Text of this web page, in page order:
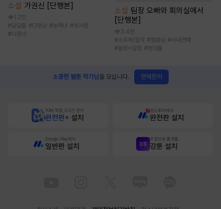
소설 가권신 [단행본]
1.2만
#달달물 #다정남 #능력녀 #첫사랑
#다정녀
소설 팀장 오빠와 회의실에서
[단행본]
3.4천
#소유욕/집착 #절륜남 #사내연애
#몸정>맘정 #현대물
소중한 웹툰 작가님을 모십니다. 연재문의
10배 적립, 2시간 먼저
완전판+ 설치
원스토어에서
완전판 설치
Google Play에서
일반판 설치
무협만화 플랫폼
강툰 설치